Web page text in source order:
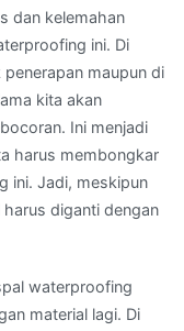
dan kelemahan
ini. Di
maupun di
kita akan
Ini menjadi
harus membongkar
ini. Jadi, meskipun
diganti dengan
waterproofing
material lagi. Di